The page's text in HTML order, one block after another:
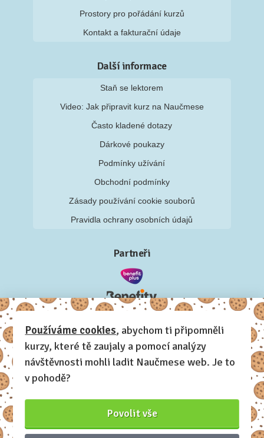
Prostory pro pořádání kurzů
Kontakt a fakturační údaje
Další informace
Staň se lektorem
Video: Jak připravit kurz na Naučmese
Často kladené dotazy
Dárkové poukazy
Podmínky užívání
Obchodní podmínky
Zásady používání cookie souborů
Pravidla ochrany osobních údajů
Partneři
Používáme cookies, abychom ti připomněli
kurzy, které tě zaujaly a pomocí analýzy
návštěvnosti mohli ladit Naučmese web. Je to
v pohodě?
Povolit vše